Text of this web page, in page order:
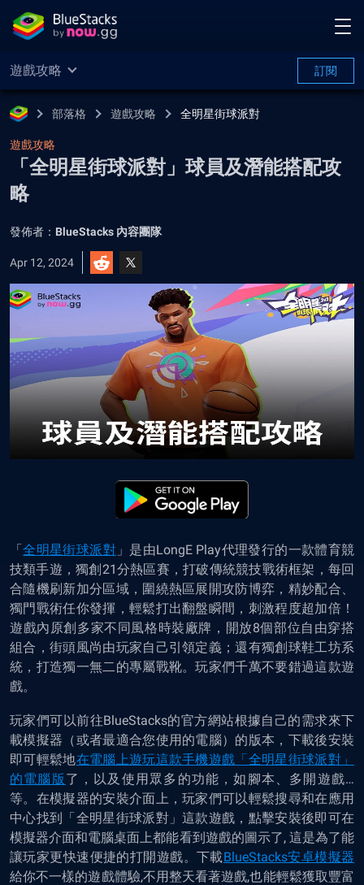
遊戲攻略 訂閱
部落格 遊戲攻略 全明星街球派對
遊戲攻略
「全明星街球派對」球員及潛能搭配攻
略
發佈者： BlueStacks 內容團隊
Apr 12, 2024
「全明星街球派對」是由LongE Play代理發行的一款體育競
技類手遊，獨創21分熱區賽，打破傳統競技戰術框架，每回
合隨機刷新加分區域，圍繞熱區展開攻防博弈，精妙配合、
獨門戰術任你發揮，輕鬆打出翻盤瞬間，刺激程度超加倍！
遊戲內原創多家不同風格時裝廠牌，開放8個部位自由穿搭
組合，街頭風尚由玩家自己引領定義；還有獨創球鞋工坊系
統，打造獨一無二的專屬戰靴。玩家們千萬不要錯過這款遊
戲。
玩家們可以前往BlueStacks的官方網站根據自己的需求來下
載模擬器（或者最適合您使用的電腦）的版本，下載後安裝
即可輕鬆地在電腦上遊玩這款手機遊戲「全明星街球派對」
的電腦版 了 ，以及使用眾多的功能，如腳本、多開遊戲…
等。在模擬器的安裝介面上，玩家們可以輕鬆搜尋和在應用
中心找到「全明星街球派對」這款遊戲，點擊安裝後即可在
模擬器介面和電腦桌面上都能看到遊戲的圖示了, 這是為了能
讓玩家更快速便捷的打開遊戲。下載BlueStacks安卓模擬器
給你不一樣的遊戲體驗,不用整天看著遊戲,也能輕鬆獲取豐富